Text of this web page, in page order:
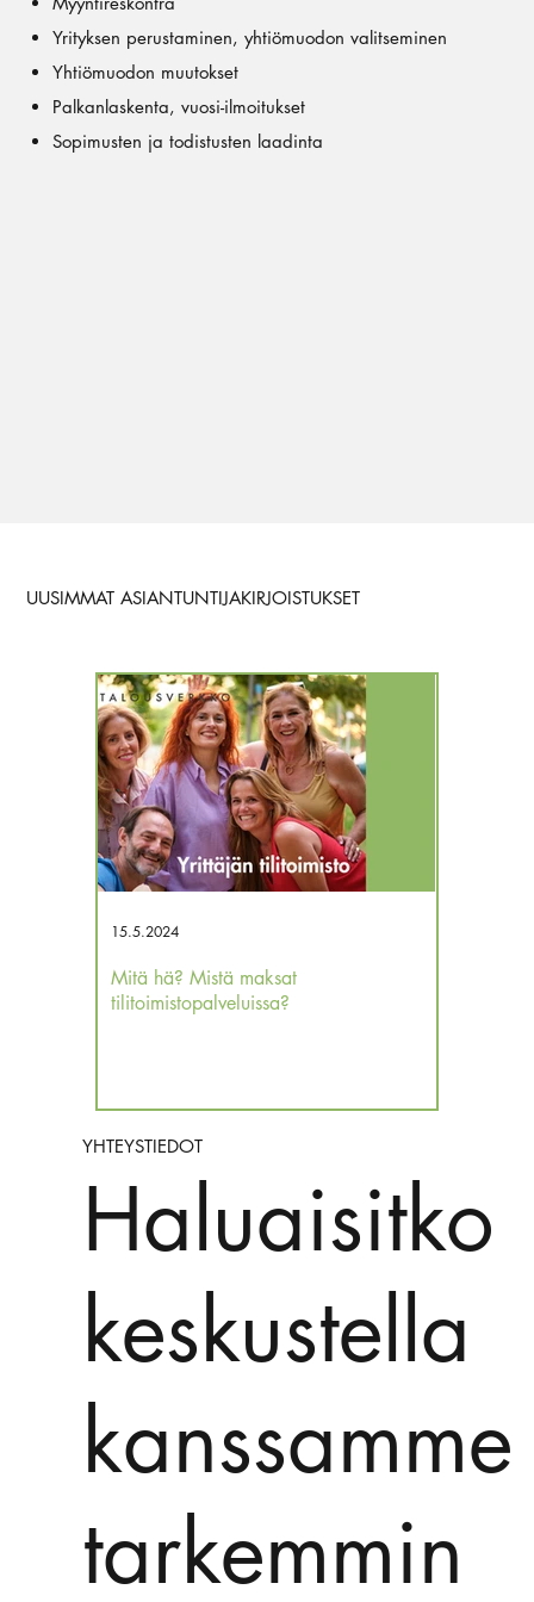
UUSIMMAT ASIANTUNTIJAKIRJOISTUKSET
YHTEYSTIEDOT
Haluaisitko
keskustella
kanssamme
tarkemmin
Yrityksen perustaminen, yhtiömuodon valitseminen
Yhtiömuodon muutokset
Palkanlaskenta, vuosi-ilmoitukset
Sopimusten ja todistusten laadinta
Mitä hä? Mistä maksat
tilitoimistopalveluissa?
15.5.2024